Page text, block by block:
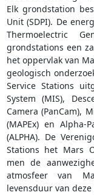
Elk grondstation
Unit (SDPI). De
Thermoelectric
grondstations een
het oppervlak van
geologisch
Service Stations
System (MIS),
Camera (PanCam),
(MAPEx) en Alpha-
(ALPHA). De
Stations het Mars
men de
atmosfeer van
levensduur van